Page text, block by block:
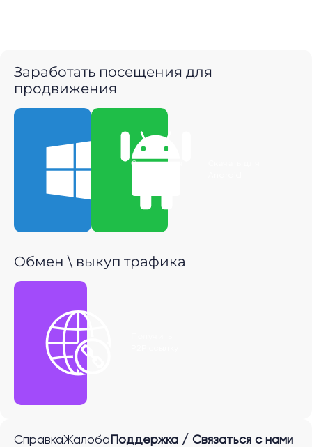
Заработать посещения для
продвижения
Скачать для
Обмен \ выкуп трафика
СправкаЖалоба Поддержка / Связаться с нами